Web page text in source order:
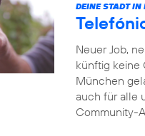
DEINE STADT IN
Neuer Job,
künftig keine
München
auch für alle
Community-